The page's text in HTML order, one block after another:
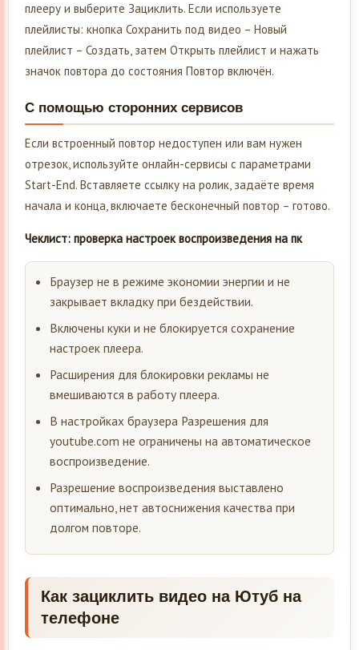
плееру и выберите Зациклить. Если используете
плейлисты: кнопка Сохранить под видео – Новый
плейлист – Создать, затем Открыть плейлист и нажать
значок повтора до состояния Повтор включён.
С помощью сторонних сервисов
Если встроенный повтор недоступен или вам нужен
отрезок, используйте онлайн-сервисы с параметрами
Start-End. Вставляете ссылку на ролик, задаёте время
начала и конца, включаете бесконечный повтор – готово.
Чеклист: проверка настроек воспроизведения на пк
Браузер не в режиме экономии энергии и не
закрывает вкладку при бездействии.
Включены куки и не блокируется сохранение
настроек плеера.
Расширения для блокировки рекламы не
вмешиваются в работу плеера.
В настройках браузера Разрешения для
youtube.com не ограничены на автоматическое
воспроизведение.
Разрешение воспроизведения выставлено
оптимально, нет автоснижения качества при
долгом повторе.
Как зациклить видео на Ютуб на
телефоне